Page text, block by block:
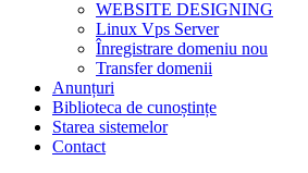
WEBSITE DESIGNING
Linux Vps Server
Înregistrare domeniu nou
Transfer domenii
Anunțuri
Biblioteca de cunoștințe
Starea sistemelor
Contact